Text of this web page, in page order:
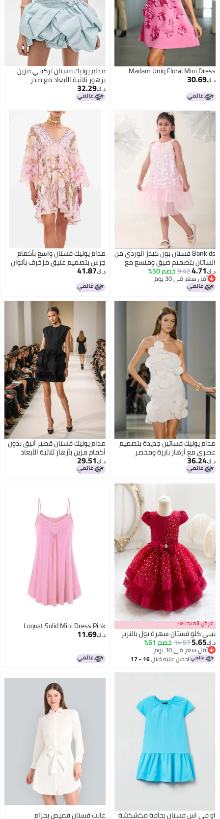
Madam Uniq Floral Mini Dress
د.ك‏30.69
مدام يونيك فستان تركيبي مزين
بزهور ثلاثية الأبعاد مع صدر
مكشوف لتناول الشاي بعد الظهر
في القصر
د.ك‏32.29
Bonkids فستان بون كيدز الوردي من
الساتان بتصميم ضيق ومتسع مع
ترتر
د.ك‏4.71
9.42خصم 50%
أقل سعر في 30 يوم
أقل سعر في 30 يوم
مدام يونيك فستان واسع بأكمام
جرس بتصميم عتيق مزخرف بألوان
وردية وبفتحة V
د.ك‏41.87
مدام يونيك فساتين جديدة بتصميم
عصري مع أزهار بارزة ومخصر
د.ك‏36.24
مدام يونيك فستان قصير أنيق بدون
أكمام مزين بأزهار ثلاثية الأبعاد
ورابط - تصميم رقيق مستوحى من
أزياء أوروبا وأمريكا للنساء
د.ك‏29.51
عرض الميجا 📣
بيبي كلو فستان سهرة تول بالترتر
د.ك‏5.65
14.57خصم 61%
أقل سعر في 30 يوم
أقل سعر في 30 يوماحصل عليه خلال 16 - 17
Loquat Solid Mini Dress Pink
د.ك‏11.69
او في اس فستان بحافة مكشكشة غانت فستان قميص بحزام